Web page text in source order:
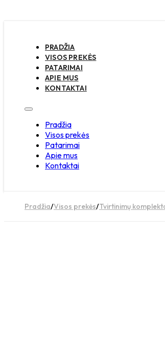
PRADŽIA
VISOS PREKĖS
PATARIMAI
APIE MUS
KONTAKTAI
Pradžia
Visos prekės
Patarimai
Apie mus
Kontaktai
Pradžia/Visos prekės/Tvirtinimų